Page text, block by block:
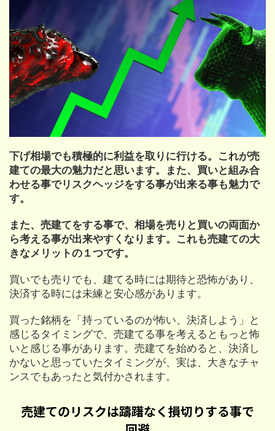
下げ相場でも積極的に利益を取りに行ける。これが売
建ての最大の魅力だと思います。また、買いと組み合
わせる事でリスクヘッジをする事が出来る事も魅力で
す。
また、売建てをする事で、相場を売りと買いの両面か
ら考える事が出来やすくなります。これも売建ての大
きなメリットの１つです。
買いでも売りでも、建てる時には期待と恐怖があり、
決済する時には未練と安心感があります。
買った銘柄を「持っているのが怖い、決済しよう」と
感じるタイミングで、売建てる事を考えるともっと怖
いと感じる事があります。売建てを始めると、決済し
かないと思っていたタイミングが、実は、大きなチャ
ンスでもあったと気付かされます。
売建てのリスクは躊躇なく損切りする事で